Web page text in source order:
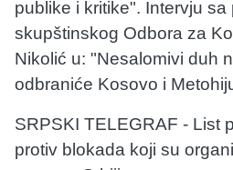
publike i kritike". Intervju
skupštinskog Odbora za
Nikolić u: "Nesalomivi duh
odbraniće Kosovo i
SRPSKI TELEGRAF - List
protiv blokada koji su